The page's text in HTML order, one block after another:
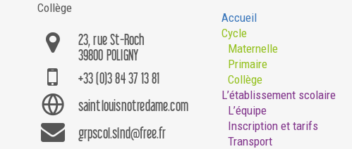
Collège
23, rue St-Roch
39800 POLIGNY
+33 (0)3 84 37 13 81
saintlouisnotredame.com
grpscol.slnd@free.fr
Accueil
Cycle
Maternelle
Primaire
Collège
L’établissement scolaire
L’équipe
Inscription et tarifs
Transport